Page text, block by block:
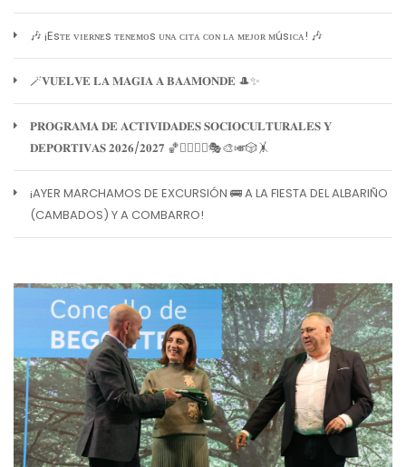
🎶 ¡Esᴛᴇ ᴠɪᴇʀɴᴇs ᴛᴇɴᴇᴍᴏs ᴜɴᴀ ᴄɪᴛᴀ ᴄᴏɴ ʟᴀ ᴍᴇᴊᴏʀ ᴍúsɪᴄᴀ! 🎶
🪄𝐕𝐔𝐄𝐋𝐕𝐄 𝐋𝐀 𝐌𝐀𝐆𝐈𝐀 𝐀 𝐁𝐀𝐀𝐌𝐎𝐍𝐃𝐄 🎩✨
𝐏𝐑𝐎𝐆𝐑𝐀𝐌𝐀 𝐃𝐄 𝐀𝐂𝐓𝐈𝐕𝐈𝐃𝐀𝐃𝐄𝐒 𝐒𝐎𝐂𝐈𝐎𝐂𝐔𝐋𝐓𝐔𝐑𝐀𝐋𝐄𝐒 𝐘
𝐃𝐄𝐏𝐎𝐑𝐓𝐈𝐕𝐀𝐒 𝟐𝟎𝟐𝟔/𝟐𝟎𝟐𝟕 🏀🏊‍♀️🧘‍♀️🎭🎨🎺🎲🤸
¡AYER MARCHAMOS DE EXCURSIÓN 🚌 A LA FIESTA DEL ALBARIÑO
(CAMBADOS) Y A COMBARRO!